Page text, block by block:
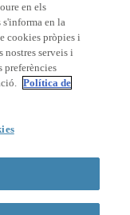
Avís legal
en els
s'informa en la
cookies pròpies i
nostres serveis i
preferències
Política de